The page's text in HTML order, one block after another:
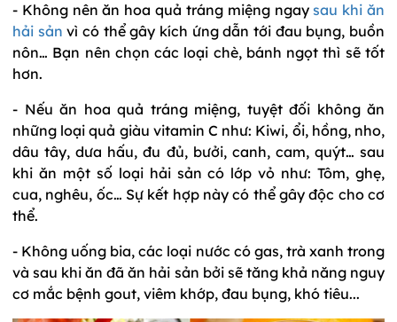
- Không nên ăn hoa quả tráng miệng ngaysau khi ăn
hải sản vì có thể gây kích ứng dẫn tới đau bụng, buồn
nôn… Bạn nên chọn các loại chè, bánh ngọt thì sẽ tốt
hơn.
- Nếu ăn hoa quả tráng miệng, tuyệt đối không ăn
những loại quả giàu vitamin C như: Kiwi, ổi, hồng, nho,
dâu tây, dưa hấu, đu đủ, bưởi, canh, cam, quýt… sau
khi ăn một số loại hải sản có lớp vỏ như: Tôm, ghẹ,
cua, nghêu, ốc… Sự kết hợp này có thể gây độc cho cơ
thể.
- Không uống bia, các loại nước có gas, trà xanh trong
và sau khi ăn đã ăn hải sản bởi sẽ tăng khả năng nguy
cơ mắc bệnh gout, viêm khớp, đau bụng, khó tiêu...